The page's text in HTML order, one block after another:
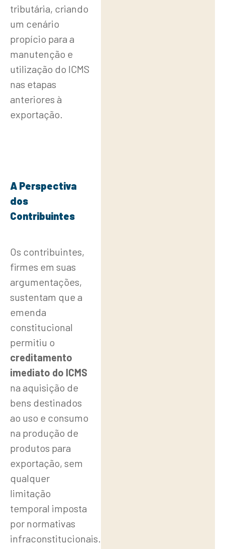
tributária, criando
um cenário
propício para a
manutenção e
utilização do ICMS
nas etapas
anteriores à
exportação.
A Perspectiva
dos
Contribuintes
Os contribuintes,
firmes em suas
argumentações,
sustentam que a
emenda
constitucional
permitiu o
creditamento
imediato do ICMS
na aquisição de
bens destinados
ao uso e consumo
na produção de
produtos para
exportação, sem
qualquer
limitação
temporal imposta
por normativas
infraconstitucionais.